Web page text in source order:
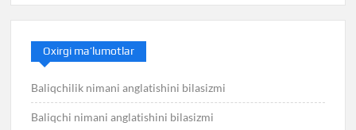
Oxirgi ma’lumotlar
Baliqchilik nimani anglatishini bilasizmi
Baliqchi nimani anglatishini bilasizmi